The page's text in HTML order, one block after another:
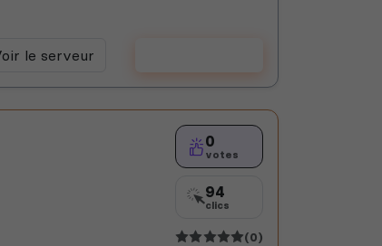
le serveur
0
votes
94
clics
(0)